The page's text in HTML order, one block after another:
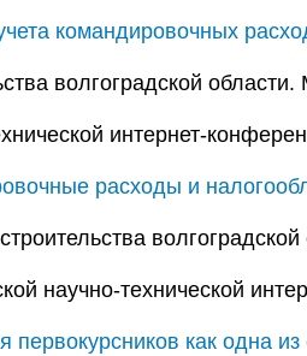
командировочных
волгоградской
интернет-
расходы и
научно-технической
первокурсников как одна